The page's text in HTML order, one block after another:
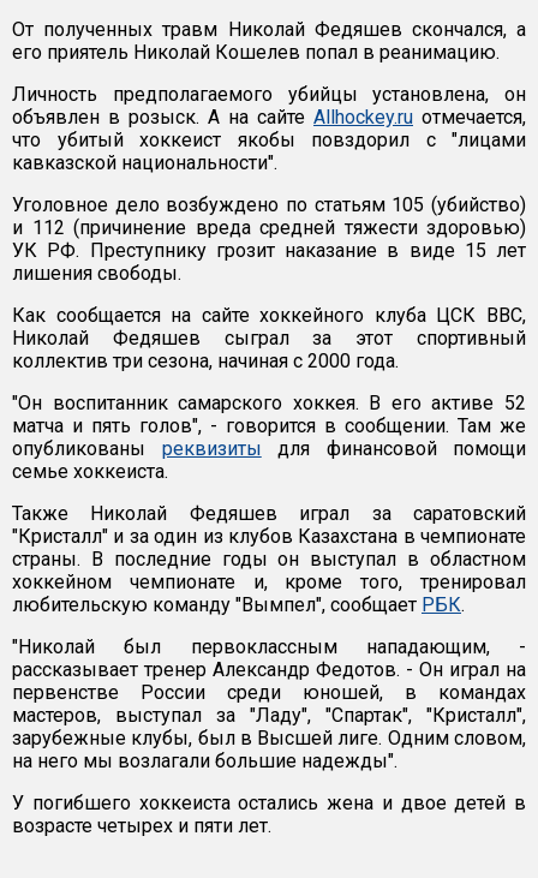
От полученных травм Николай Федяшев скончался, а
его приятель Николай Кошелев попал в реанимацию.
Личность предполагаемого убийцы установлена, он
объявлен в розыск. А на сайте Allhockey.ru отмечается,
что убитый хоккеист якобы повздорил с "лицами
кавказской национальности".
Уголовное дело возбуждено по статьям 105 (убийство)
и 112 (причинение вреда средней тяжести здоровью)
УК РФ. Преступнику грозит наказание в виде 15 лет
лишения свободы.
Как сообщается на сайте хоккейного клуба ЦСК ВВС,
Николай Федяшев сыграл за этот спортивный
коллектив три сезона, начиная с 2000 года.
"Он воспитанник самарского хоккея. В его активе 52
матча и пять голов", - говорится в сообщении. Там же
опубликованы реквизиты для финансовой помощи
семье хоккеиста.
Также Николай Федяшев играл за саратовский
"Кристалл" и за один из клубов Казахстана в чемпионате
страны. В последние годы он выступал в областном
хоккейном чемпионате и, кроме того, тренировал
любительскую команду "Вымпел", сообщает РБК.
"Николай был первоклассным нападающим, -
рассказывает тренер Александр Федотов. - Он играл на
первенстве России среди юношей, в командах
мастеров, выступал за "Ладу", "Спартак", "Кристалл",
зарубежные клубы, был в Высшей лиге. Одним словом,
на него мы возлагали большие надежды".
У погибшего хоккеиста остались жена и двое детей в
возрасте четырех и пяти лет.